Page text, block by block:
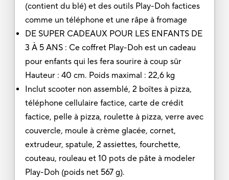
(contient du blé) et des outils Play-Doh factices
comme un téléphone et une râpe à fromage
DE SUPER CADEAUX POUR LES ENFANTS DE
3 À 5 ANS : Ce coffret Play-Doh est un cadeau
pour enfants qui les fera sourire à coup sûr
Hauteur : 40 cm. Poids maximal : 22,6 kg
Inclut scooter non assemblé, 2 boîtes à pizza,
téléphone cellulaire factice, carte de crédit
factice, pelle à pizza, roulette à pizza, verre avec
couvercle, moule à crème glacée, cornet,
extrudeur, spatule, 2 assiettes, fourchette,
couteau, rouleau et 10 pots de pâte à modeler
Play-Doh (poids net 567 g).